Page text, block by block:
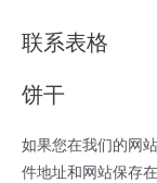
联系表格
饼干
如果您在我们的网
件地址和网站保存